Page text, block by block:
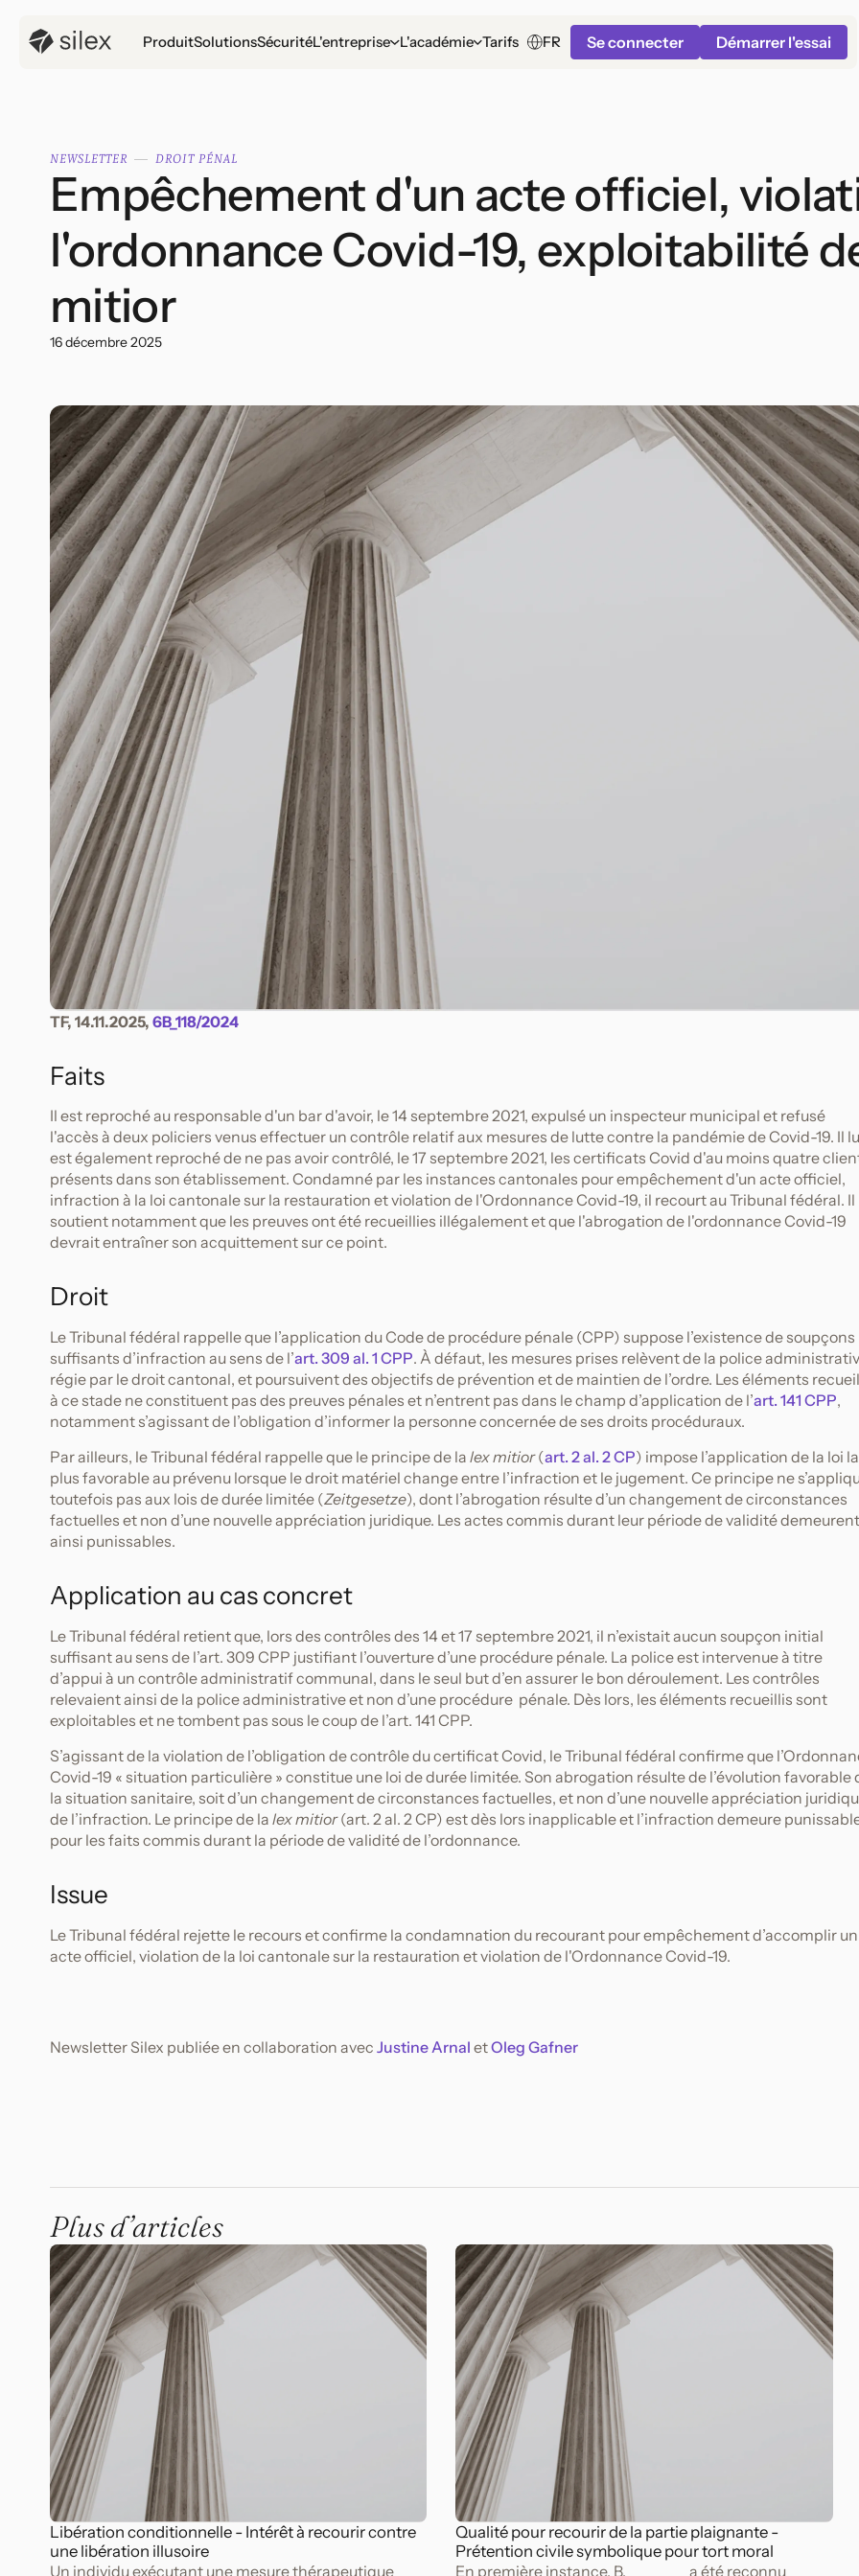
ProduitSolutionsSécuritéL'entreprise L'académie Tarifs FR Se connecter Démarrer l'essai
NEWSLETTER DROIT PÉNAL
Empêchement d'un acte officiel,
l'ordonnance Covid-19, exploitabilité
mitior
16 décembre 2025
TF, 14.11.2025, 6B_118/2024
Faits
Il est reproché au responsable d'un bar d'avoir, le 14 septembre 2021, expulsé un inspecteur municipal et refusé
l'accès à deux policiers venus effectuer un contrôle relatif aux mesures de lutte contre la pandémie de Covid-19. Il
est également reproché de ne pas avoir contrôlé, le 17 septembre 2021, les certificats Covid d'au moins quatre
présents dans son établissement. Condamné par les instances cantonales pour empêchement d'un acte officiel,
infraction à la loi cantonale sur la restauration et violation de l'Ordonnance Covid-19, il recourt au Tribunal fédéral. Il
soutient notamment que les preuves ont été recueillies illégalement et que l'abrogation de l'ordonnance Covid-19
devrait entraîner son acquittement sur ce point.
Droit
Le Tribunal fédéral rappelle que l’application du Code de procédure pénale (CPP) suppose l’existence de soupçons
suffisants d’infraction au sens de l’art. 309 al. 1 CPP. À défaut, les mesures prises relèvent de la police
régie par le droit cantonal, et poursuivent des objectifs de prévention et de maintien de l’ordre. Les éléments
à ce stade ne constituent pas des preuves pénales et n’entrent pas dans le champ d’application de l’art. 141 CPP,
notamment s’agissant de l’obligation d’informer la personne concernée de ses droits procéduraux.
Par ailleurs, le Tribunal fédéral rappelle que le principe de la lex mitior(art. 2 al. 2 CP) impose l’application de la loi la
plus favorable au prévenu lorsque le droit matériel change entre l’infraction et le jugement. Ce principe ne
toutefois pas aux lois de durée limitée (Zeitgesetze), dont l’abrogation résulte d’un changement de circonstances
factuelles et non d’une nouvelle appréciation juridique. Les actes commis durant leur période de validité demeurent
ainsi punissables.
Application au cas concret
Le Tribunal fédéral retient que, lors des contrôles des 14 et 17 septembre 2021, il n’existait aucun soupçon initial
suffisant au sens de l’art. 309 CPP justifiant l’ouverture d’une procédure pénale. La police est intervenue à titre
d’appui à un contrôle administratif communal, dans le seul but d’en assurer le bon déroulement. Les contrôles
relevaient ainsi de la police administrative et non d’une procédure pénale. Dès lors, les éléments recueillis sont
exploitables et ne tombent pas sous le coup de l’art. 141 CPP.
S’agissant de la violation de l’obligation de contrôle du certificat Covid, le Tribunal fédéral confirme que
Covid-19 « situation particulière » constitue une loi de durée limitée. Son abrogation résulte de l’évolution favorable
la situation sanitaire, soit d’un changement de circonstances factuelles, et non d’une nouvelle appréciation
de l’infraction. Le principe de la lex mitior(art. 2 al. 2 CP) est dès lors inapplicable et l’infraction demeure
pour les faits commis durant la période de validité de l’ordonnance.
Issue
Le Tribunal fédéral rejette le recours et confirme la condamnation du recourant pour empêchement d’accomplir un
acte officiel, violation de la loi cantonale sur la restauration et violation de l'Ordonnance Covid-19.
Newsletter Silex publiée en collaboration avec Justine Arnal etOleg Gafner
Plus d’articles
Libération conditionnelle - Intérêt à recourir contre
une libération illusoire
Un individu exécutant une mesure thérapeutique
Qualité pour recourir de la partie plaignante -
Prétention civile symbolique pour tort moral
En première instance, B.________ a été reconnu